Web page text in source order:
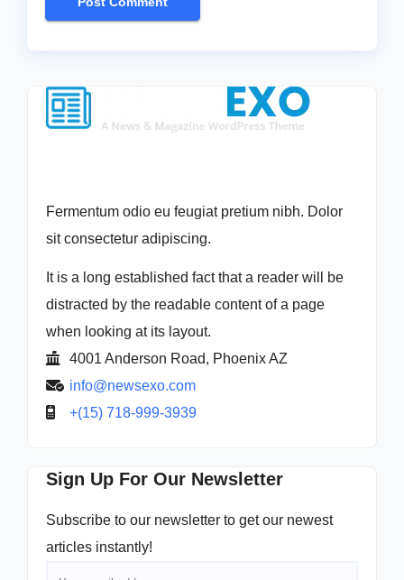
Fermentum odio eu feugiat pretium nibh. Dolor
sit consectetur adipiscing.
It is a long established fact that a reader will be
distracted by the readable content of a page
when looking at its layout.
4001 Anderson Road, Phoenix AZ
info@newsexo.com
+(15) 718-999-3939
Sign Up For Our Newsletter
Subscribe to our newsletter to get our newest
articles instantly!